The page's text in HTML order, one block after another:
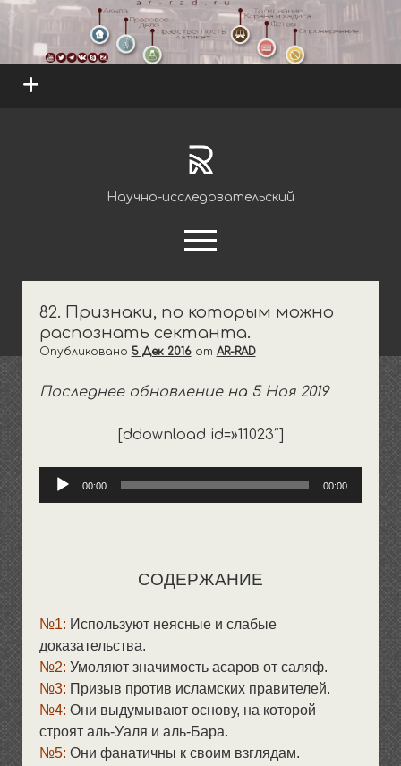
open
ar-
rad.ru
Научно-исследовательский
открыть
меню
youtubetelegram
Науки
открыть
выпадающее
Основы и правила
Имамы и шейхи
меню
Ритуалы очищения
Посты
Закят и финансы
Пятница
‘Ид — праздники
Похороны и кладбища
Правовое дело
открыть
Бракосочетание
Женщина
выпадающее
Нрав и этикет
Учеба и обучение
выпадающее
меню
Хариджиты/такфириты
Джархисты и мурджииты
Иноверцы
Разное
82. Признаки, по которым можно
распознать сектанта.
Опубликовано 5 Дек 2016от AR-RAD
Последнее обновление на 5 Ноя 2019
[ddownload id=»11023″]
Аудиоплеер
00:00 00:00
СОДЕРЖАНИЕ
№1: Используют неясные и слабые
доказательства.
№2: Умоляют значимость асаров от саляф.
№3: Призыв против исламских правителей.
№4: Они выдумывают основу, на которой
строят аль-Уаля и аль-Бара.
№5: Они фанатичны к своим взглядам.